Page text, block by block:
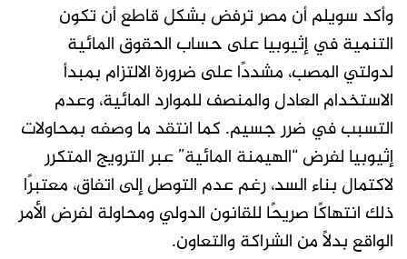
وأكد سويلم أن مصر ترفض بشكل قاطع أن تكون
التنمية في إثيوبيا على حساب الحقوق المائية
لدولتي المصب، مشددًا على ضرورة الالتزام بمبدأ
الاستخدام العادل والمنصف للموارد المائية، وعدم
التسبب في ضرر جسيم. كما انتقد ما وصفه بمحاولات
إثيوبيا لفرض “الهيمنة المائية” عبر الترويج المتكرر
لاكتمال بناء السد، رغم عدم التوصل إلى اتفاق، معتبرًا
ذلك انتهاكًا صريحًا للقانون الدولي ومحاولة لفرض الأمر
الواقع بدلًا من الشراكة والتعاون.